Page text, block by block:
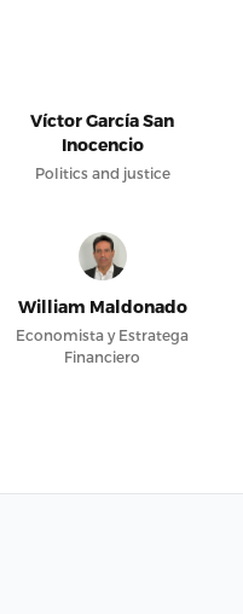
Víctor García San
Inocencio
Politics and justice
William Maldonado
Economista y Estratega
Financiero